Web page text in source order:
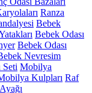
Ranza
Bebek
Bebek Odası
Bebek Odası
Nevresim
Mobilya
Kulpları Raf